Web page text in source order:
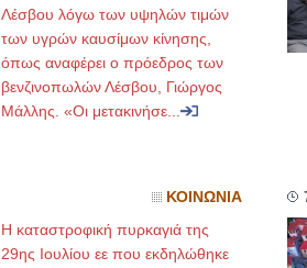
Λέσβου λόγω των υψηλών τιμών
των υγρών καυσίμων κίνησης,
όπως αναφέρει ο πρόεδρος των
βενζινοπωλών Λέσβου, Γιώργος
Μάλλης. «Οι μετακινήσε...
ΚΟΙΝΩΝΙΑ
Η καταστροφική πυρκαγιά της
29ης Ιουλίου εε που εκδηλώθηκε